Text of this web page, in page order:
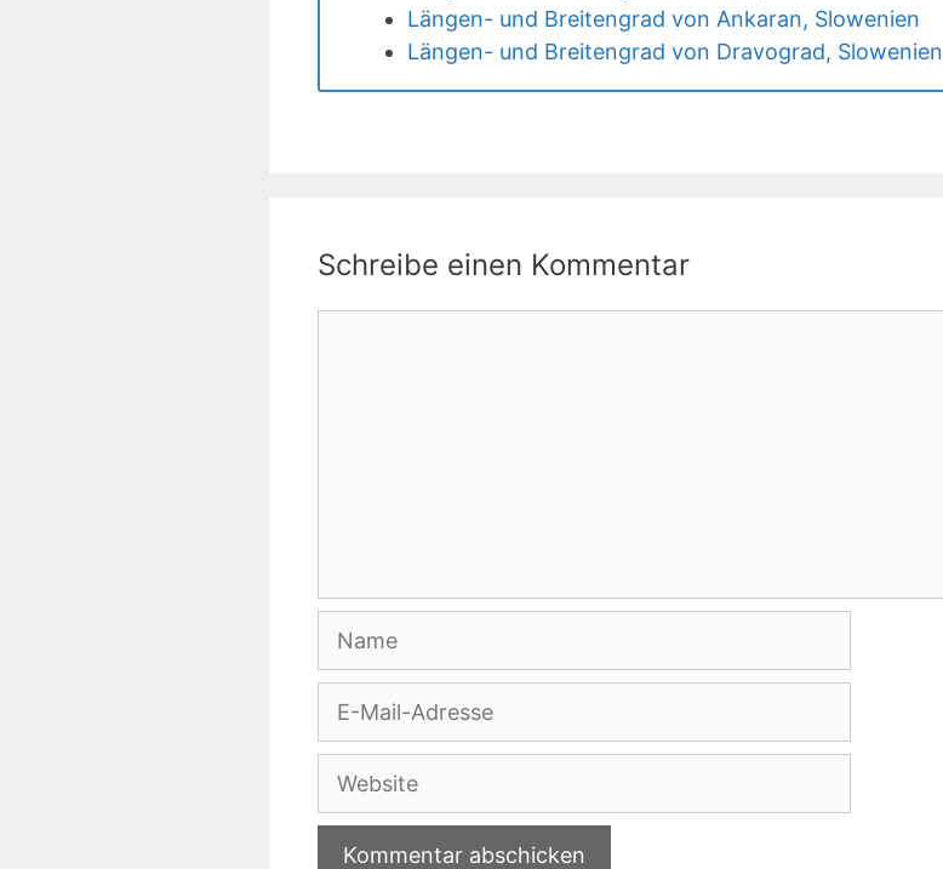
Längen- und Breitengrad von Ankaran, Slowenien
Längen- und Breitengrad von Dravograd, Slowenien
Schreibe einen Kommentar
Adresse
Website